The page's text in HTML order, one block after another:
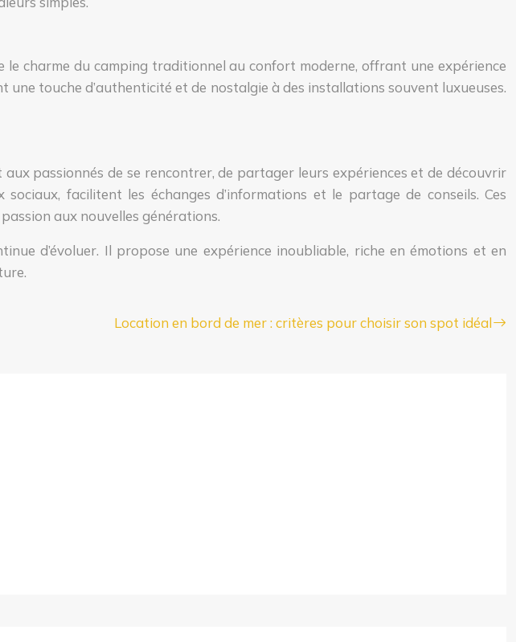
charme du camping traditionnel au confort moderne, offrant une expérience
touche d’authenticité et de nostalgie à des installations souvent luxueuses.
passionnés de se rencontrer, de partager leurs expériences et de découvrir
facilitent les échanges d’informations et le partage de conseils. Ces
aux nouvelles générations.
d’évoluer. Il propose une expérience inoubliable, riche en émotions et en
Location en bord de mer : critères pour choisir son spot idéal